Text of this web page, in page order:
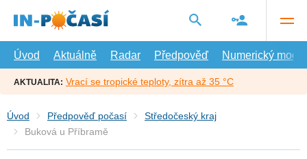
hlavní
Úvod
Aktuálně Radar Předpověď Numerický model
AKTUALITA: Vrací se tropické teploty, zítra až 35 °C
Úvod Předpověď počasí
Středočeský kraj
Buková u Příbramě